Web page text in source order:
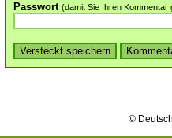
Passwort (damit Sie Ihren Kommentar
©